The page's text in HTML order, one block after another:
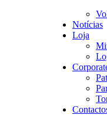
Notícias
Loja